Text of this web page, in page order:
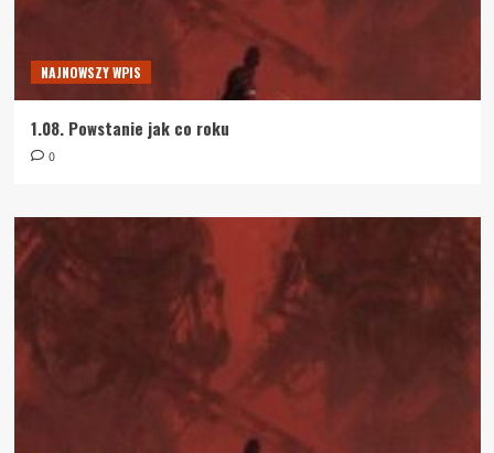
NAJNOWSZY WPIS
1.08. Powstanie jak co roku
0